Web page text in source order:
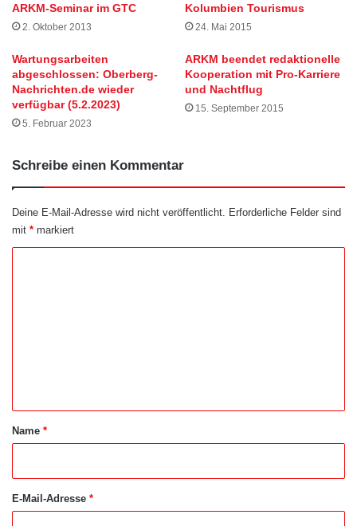
ARKM-Seminar im GTC
2. Oktober 2013
Kolumbien Tourismus
24. Mai 2015
Wartungsarbeiten
abgeschlossen: Oberberg-
Nachrichten.de wieder
verfügbar (5.2.2023)
5. Februar 2023
ARKM beendet redaktionelle
Kooperation mit Pro-Karriere
und Nachtflug
15. September 2015
Schreibe einen Kommentar
Deine E-Mail-Adresse wird nicht veröffentlicht. Erforderliche Felder sind
mit * markiert
aName *
E-Mail-Adresse *